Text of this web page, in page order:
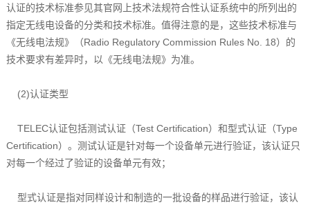
认证的技术标准参见其官网上技术法规符合性认证系统中的所列出的
指定无线电设备的分类和技术标准。值得注意的是，这些技术标准与
《无线电法规》（Radio Regulatory Commission Rules No. 18）的
技术要求有差异时，以《无线电法规》为准。
(2)认证类型
TELEC认证包括测试认证（Test Certification）和型式认证（Type
Certification）。测试认证是针对每一个设备单元进行验证，该认证只
对每一个经过了验证的设备单元有效；
型式认证是指对同样设计和制造的一批设备的样品进行验证，该认